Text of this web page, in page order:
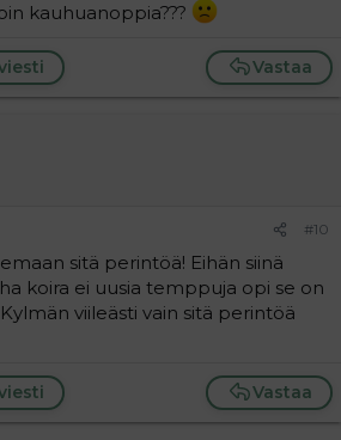
kauhuanoppia???
Vastaa
#10
sitä perintöä! Eihän siinä
koira ei uusia temppuja opi se on
viileästi vain sitä perintöä
Vastaa